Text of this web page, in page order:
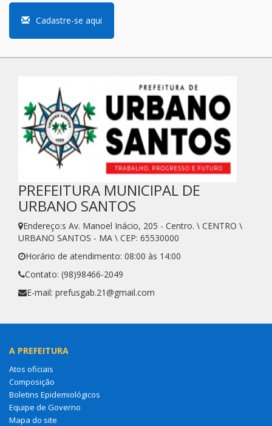
Cadastre-se aqui
PREFEITURA MUNICIPAL DE
URBANO SANTOS
Endereço:s Av. Manoel Inácio, 205 - Centro. \ CENTRO \
URBANO SANTOS - MA \ CEP: 65530000
Horário de atendimento: 08:00 às 14:00
Contato: (98)98466-2049
E-mail: prefusgab.21@gmail.com
A PREFEITURA
Atos oficiais
Composição
Boletins Epidemiológicos
Equipe de Governo
Mapa do site